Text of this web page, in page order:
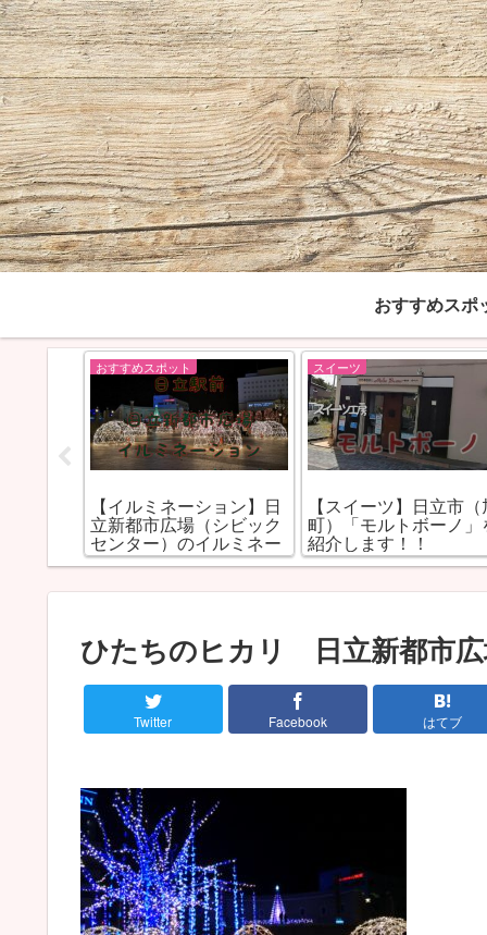
おすすめスポ
おすすめスポット
【イルミネーション】日
立新都市広場（シビック
センター）のイルミネー
ション
スイーツ
【スイーツ】日立市
町）「モルトボーノ」
紹介します！！
ひたちのヒカリ 日立新都市
Twitter Facebook はてブ